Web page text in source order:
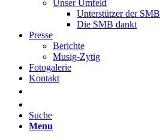
Unser Umfeld
Unterstützer der SMB
Die SMB dankt
Presse
Berichte
Musig-Zytig
Fotogalerie
Kontakt
Suche
Menu